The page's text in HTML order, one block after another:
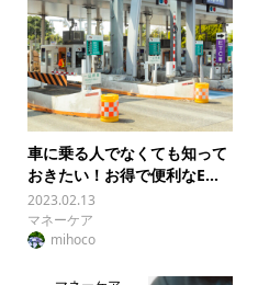
車に乗る人でなくても知って
おきたい！お得で便利なE...
2023.02.13
マネーケア
mihoco